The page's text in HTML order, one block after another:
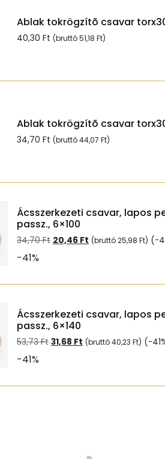
Ablak tokrögzítõ csavar
40,30 Ft (bruttó51,18 Ft)
Ablak tokrögzítõ csavar
34,70 Ft (bruttó44,07 Ft)
Ácsszerkezeti csavar, lapos
passz., 6×100
34,70Ft Original
20,46 Ft Current
(bruttó25,98 Ft) (-
-41%
Ácsszerkezeti csavar, lapos
passz., 6×140
53,73Ft Original
31,68 Ft Current
(bruttó40,23 Ft) (-
-41%